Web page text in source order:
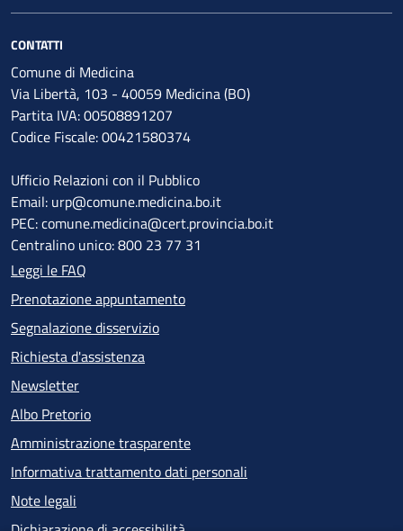
CONTATTI
Comune di Medicina
Via Libertà, 103 - 40059 Medicina (BO)
Partita IVA: 00508891207
Codice Fiscale: 00421580374
Ufficio Relazioni con il Pubblico
Email: urp@comune.medicina.bo.it
PEC: comune.medicina@cert.provincia.bo.it
Centralino unico: 800 23 77 31
Leggi le FAQ
Prenotazione appuntamento
Segnalazione disservizio
Richiesta d'assistenza
Newsletter
Albo Pretorio
Amministrazione trasparente
Informativa trattamento dati personali
Note legali